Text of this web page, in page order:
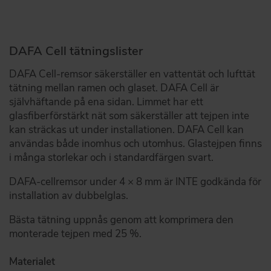
DAFA Cell tätningslister
DAFA Cell-remsor säkerställer en vattentät och lufttät
tätning mellan ramen och glaset. DAFA Cell är
självhäftande på ena sidan. Limmet har ett
glasfiberförstärkt nät som säkerställer att tejpen inte
kan sträckas ut under installationen. DAFA Cell kan
användas både inomhus och utomhus. Glastejpen finns
i många storlekar och i standardfärgen svart.
DAFA-cellremsor under 4 × 8 mm är INTE godkända för
installation av dubbelglas.
Bästa tätning uppnås genom att komprimera den
monterade tejpen med 25 %.
Materialet